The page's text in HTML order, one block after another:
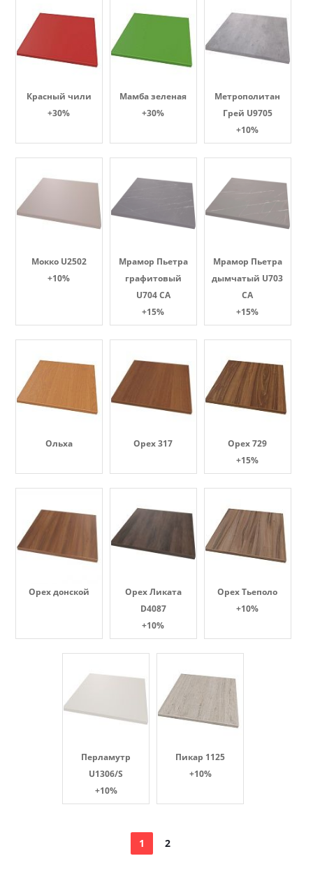
Красный чили
+30%
Мамба зеленая
+30%
Метрополитан
Грей U9705
+10%
Мокко U2502
+10%
Мрамор Пьетра
графитовый
U704 CA
+15%
Мрамор Пьетра
дымчатый U703
CA
+15%
Ольха Орех 317
Орех 729
+15%
Орех донской
Орех Ликата
D4087
+10%
Орех Тьеполо
+10%
Перламутр
U1306/S
+10%
Пикар 1125
+10%
1 2